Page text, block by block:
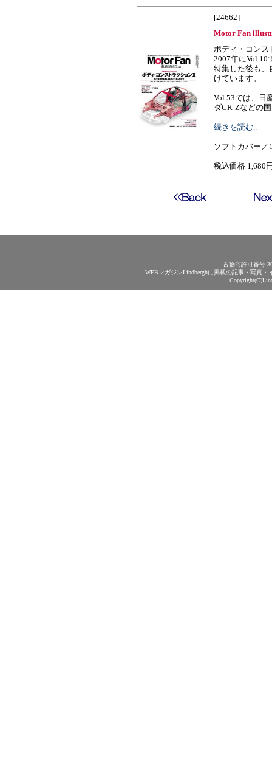
[24662]
Motor Fan
ボディ・コンス
2007年にVol.10
特集した後も、
けています。
Vol.53では、日
ダCR-Zなどの国
続きを読む..
ソフトカバー
税込価格 1,680
古物商許可番号
WEBマガジンLindberghに掲載の記事・写真